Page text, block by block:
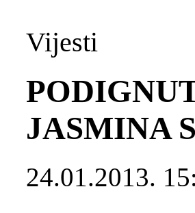
Vijesti
JASMINA
24.01.2013.